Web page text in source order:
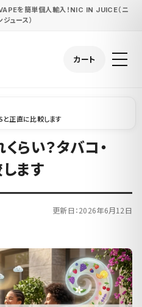
を簡単個人輸入！NIC IN JUICE（ニ
ジュース）
カート
と正直に比較します
らい？タバコ・
ます
更新日：2026年6月12日